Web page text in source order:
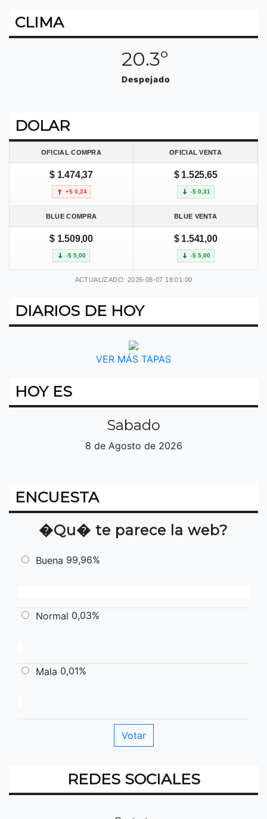
CLIMA
20.3º
Despejado
DOLAR
OFICIAL COMPRA OFICIAL VENTA
$ 1.474,37
+$ 0,24
$ 1.525,65
-$ 0,31
BLUE COMPRA BLUE VENTA
$ 1.509,00
-$ 5,00
$ 1.541,00
-$ 5,00
ACTUALIZADO: 2026-08-07 18:01:00
DIARIOS DE HOY
VER MÁS TAPAS
HOY ES
Sabado
8 de Agosto de 2026
ENCUESTA
�Qu� te parece la web?
Buena 99,96%
Normal 0,03%
Mala 0,01%
REDES SOCIALES